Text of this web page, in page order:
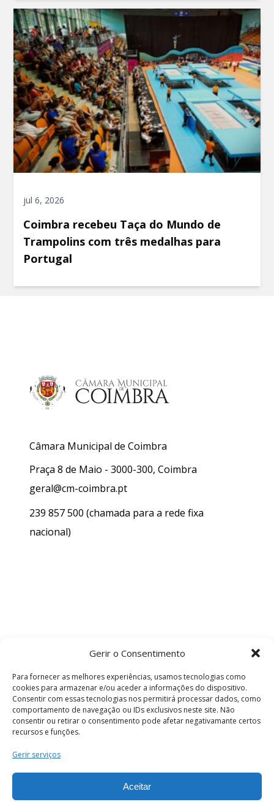
Gerir o Consentimento
Para fornecer as melhores experiências, usamos tecnologias como
cookies para armazenar e/ou aceder a informações do dispositivo.
Consentir com essas tecnologias nos permitirá processar dados, como
comportamento de navegação ou IDs exclusivos neste site. Não
consentir ou retirar o consentimento pode afetar negativamante certos
recursos e funções.
Gerir serviços
Aceitar
jul 6, 2026
Coimbra recebeu Taça do Mundo de
Trampolins com três medalhas para
Portugal
Câmara Municipal de Coimbra
Praça 8 de Maio - 3000-300, Coimbra
geral@cm-coimbra.pt
239 857 500 (chamada para a rede fixa
nacional)
Termos e Condições